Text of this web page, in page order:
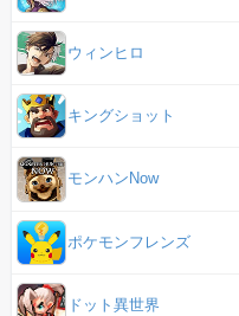
ウィンヒロ
キングショット
モンハンNow
ポケモンフレンズ
ドット異世界